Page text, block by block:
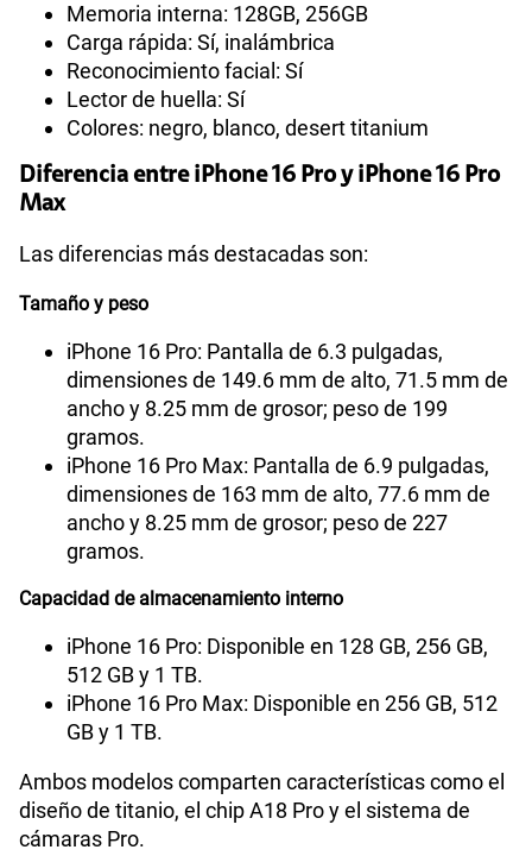
Memoria interna: 128GB, 256GB
Carga rápida: Sí, inalámbrica
Reconocimiento facial: Sí
Lector de huella: Sí
Colores: negro, blanco, desert titanium
Diferencia entre iPhone 16 Pro y iPhone 16 Pro
Max
Las diferencias más destacadas son:
Tamaño y peso
iPhone 16 Pro: Pantalla de 6.3 pulgadas,
dimensiones de 149.6 mm de alto, 71.5 mm de
ancho y 8.25 mm de grosor; peso de 199
gramos.
iPhone 16 Pro Max: Pantalla de 6.9 pulgadas,
dimensiones de 163 mm de alto, 77.6 mm de
ancho y 8.25 mm de grosor; peso de 227
gramos.
Capacidad de almacenamiento interno
iPhone 16 Pro: Disponible en 128 GB, 256 GB,
512 GB y 1 TB.
iPhone 16 Pro Max: Disponible en 256 GB, 512
GB y 1 TB.
Ambos modelos comparten características como el
diseño de titanio, el chip A18 Pro y el sistema de
cámaras Pro.